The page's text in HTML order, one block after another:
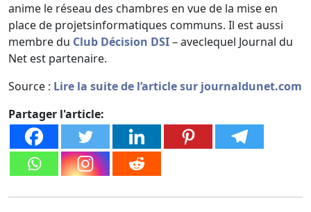
anime le réseau des chambres en vue de la mise en
place de projetsinformatiques communs. Il est aussi
membre du Club Décision DSI– aveclequel Journal du
Net est partenaire.
Source : Lire la suite de l’article sur journaldunet.com
Partager l'article: